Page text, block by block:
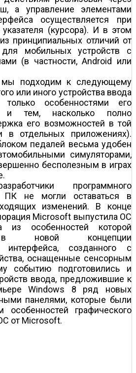
а управление элементами
осуществляется при
(курсора). И в этом
принципиальных отличий от
мобильных устройств с
(в частности, Android или
мы подходим к следующему
или иного устройства ввода
особенностями его
и тем, насколько полно
его возможностей в той
отдельных приложениях).
педалей весьма удобен
симуляторами,
бесполезным в играх
программного
ПК не могли оставаться в
изменений. В конце
Microsoft выпустила ОС
особенностей которой
в новой концепции
интерфейса, созданного с
оснащенные сенсорным
событию подготовились и
ввода, предложившие к
Windows 8 ряд новых
панелями, которые были
графического
от Microsoft.